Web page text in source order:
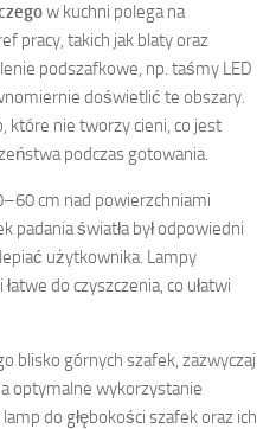
w kuchni polega na
pracy, takich jak blaty oraz
podszafkowe, np. taśmy LED
doświetlić te obszary.
które nie tworzy cieni, co jest
podczas gotowania.
cm nad powierzchniami
padania światła był odpowiedni
użytkownika. Lampy
do czyszczenia, co ułatwi
blisko górnych szafek, zazwyczaj
optymalne wykorzystanie
do głębokości szafek oraz ich